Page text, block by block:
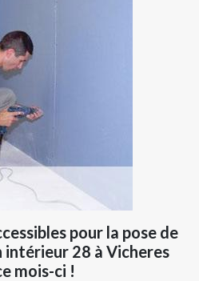
pour la pose de
28 à Vicheres
mois-ci !